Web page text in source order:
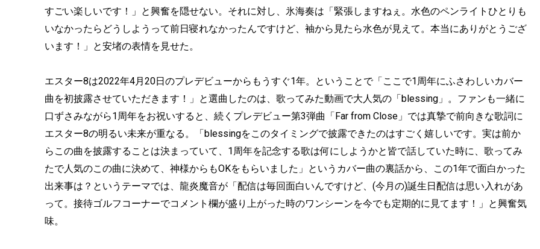
すごい楽しいです！」と興奮を隠せない。それに対し、氷海奏は「緊張しますねぇ。水色のペンライトひとりも
いなかったらどうしようって前日寝れなかったんですけど、袖から見たら水色が見えて。本当にありがとうござ
います！」と安堵の表情を見せた。
エスター8は2022年4月20日のプレデビューからもうすぐ1年。ということで「ここで1周年にふさわしいカバー
曲を初披露させていただきます！」と選曲したのは、歌ってみた動画で大人気の「blessing」。ファンも一緒に
口ずさみながら1周年をお祝いすると、続くプレデビュー第3弾曲「Far from Close」では真摯で前向きな歌詞に
エスター8の明るい未来が重なる。「blessingをこのタイミングで披露できたのはすごく嬉しいです。実は前か
らこの曲を披露することは決まっていて、1周年を記念する歌は何にしようかと皆で話していた時に、歌ってみ
たで人気のこの曲に決めて、神様からもOKをもらいました」というカバー曲の裏話から、この1年で面白かった
出来事は？というテーマでは、龍炎魔音が「配信は毎回面白いんですけど、(今月の)誕生日配信は思い入れがあ
って。接待ゴルフコーナーでコメント欄が盛り上がった時のワンシーンを今でも定期的に見てます！」と興奮気
味。